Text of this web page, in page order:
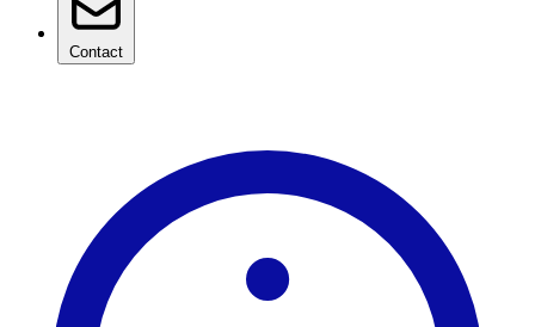
Contact